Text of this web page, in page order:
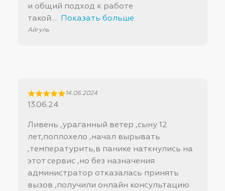
и общий подход к работе
такой
Показать больше
Айгуль
14.06.2024
13.06.24
Ливень ,ураганный ветер ,сыну 12
лет,поплохело ,начал вырывать
,температурить,в панике наткнулись на
этот сервис ,но без назначения
администратор отказалась принять
вызов ,получили онлайн консультацию